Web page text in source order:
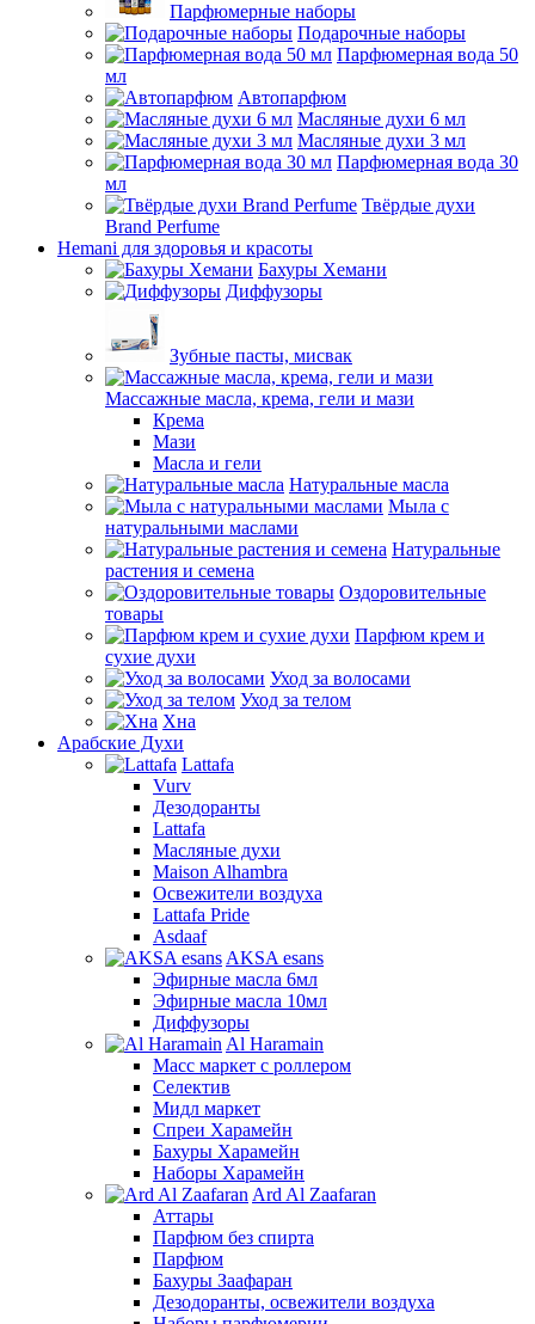
Парфюмерные наборы
Подарочные наборы
Парфюмерная вода 50
мл
Автопарфюм
Масляные духи 6 мл
Масляные духи 3 мл
Парфюмерная вода 30
мл
Твёрдые духи
Brand Perfume
Hemani для здоровья и красоты
Бахуры Хемани
Диффузоры
Зубные пасты, мисвак
Массажные масла, крема, гели и мази
Крема
Мази
Масла и гели
Натуральные масла
Мыла с
натуральными маслами
Натуральные
растения и семена
Оздоровительные
товары
Парфюм крем и
сухие духи
Уход за волосами
Уход за телом
Хна
Арабские Духи
Lattafa
Vurv
Дезодоранты
Lattafa
Масляные духи
Maison Alhambra
Освежители воздуха
Lattafa Pride
Asdaaf
AKSA esans
Эфирные масла 6мл
Эфирные масла 10мл
Диффузоры
Al Haramain
Масс маркет с роллером
Селектив
Мидл маркет
Спреи Харамейн
Бахуры Харамейн
Наборы Харамейн
Ard Al Zaafaran
Аттары
Парфюм без спирта
Парфюм
Бахуры Заафаран
Дезодоранты, освежители воздуха